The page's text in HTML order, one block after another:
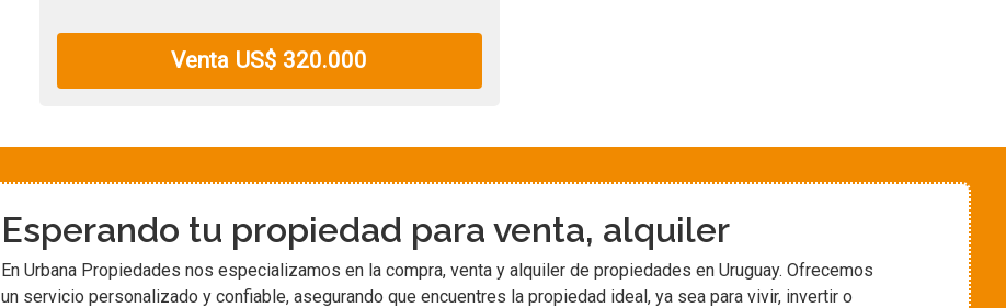
Venta US$ 320.000
Esperando tu propiedad para venta, alquiler
En Urbana Propiedades nos especializamos en la compra, venta y alquiler de propiedades en Uruguay. Ofrecemos
un servicio personalizado y confiable, asegurando que encuentres la propiedad ideal, ya sea para vivir, invertir o